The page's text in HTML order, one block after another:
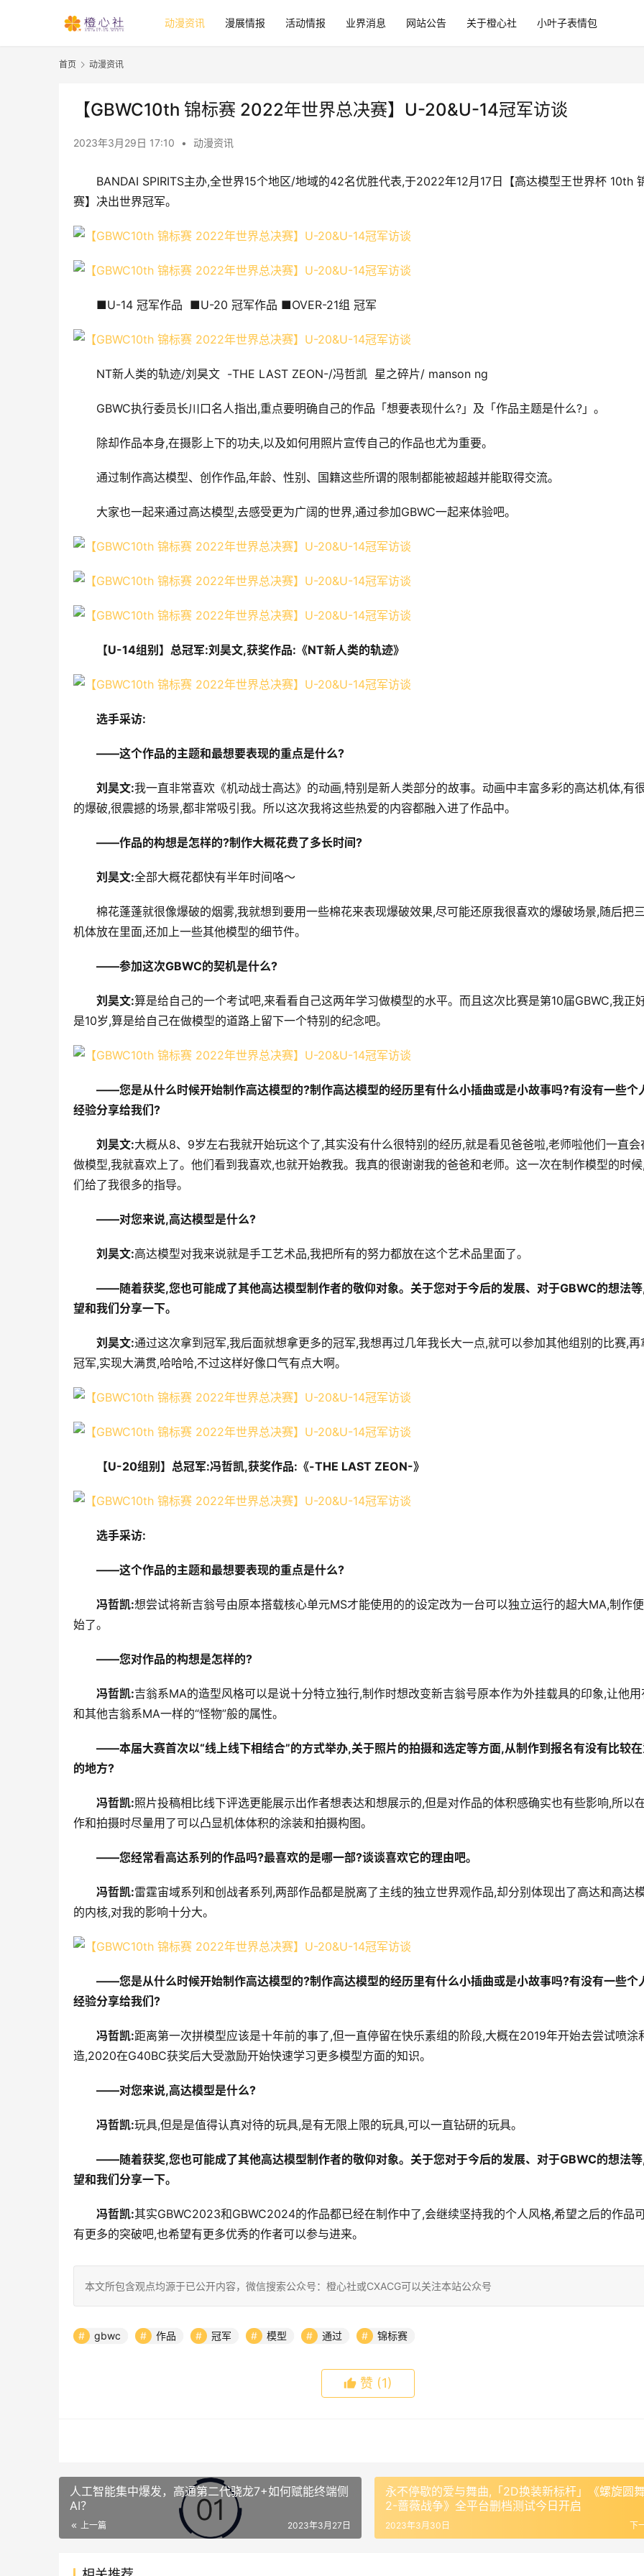
动漫资讯 漫展情报 活动情报 业界消息 网站公告 关于橙心社 小叶子表情包
首页 动漫资讯
【GBWC10th 锦标赛 2022年世界总决赛】U-20&U-14冠军访谈
2023年3月29日 17:10 • 动漫资讯
BANDAI SPIRITS主办,全世界15个地区/地域的42名优胜代表,于2022年12月17日【高达模型王世界杯 10th
赛】决出世界冠军。
■U-14 冠军作品  ■U-20 冠军作品 ■OVER-21组 冠军
NT新人类的轨迹/刘昊文  -THE LAST ZEON-/冯哲凯  星之碎片/ manson ng
GBWC执行委员长川口名人指出,重点要明确自己的作品「想要表现什么?」及「作品主题是什么?」。
除却作品本身,在摄影上下的功夫,以及如何用照片宣传自己的作品也尤为重要。
通过制作高达模型、创作作品,年龄、性别、国籍这些所谓的限制都能被超越并能取得交流。
大家也一起来通过高达模型,去感受更为广阔的世界,通过参加GBWC一起来体验吧。
【U-14组别】总冠军:刘昊文,获奖作品:《NT新人类的轨迹》
选手采访:
――这个作品的主题和最想要表现的重点是什么?
刘昊文:我一直非常喜欢《机动战士高达》的动画,特别是新人类部分的故事。动画中丰富多彩的高达机体,有
的爆破,很震撼的场景,都非常吸引我。所以这次我将这些热爱的内容都融入进了作品中。
――作品的构想是怎样的?制作大概花费了多长时间?
刘昊文:全部大概花都快有半年时间咯～
棉花蓬蓬就很像爆破的烟雾,我就想到要用一些棉花来表现爆破效果,尽可能还原我很喜欢的爆破场景,随后把
机体放在里面,还加上一些其他模型的细节件。
――参加这次GBWC的契机是什么?
刘昊文:算是给自己的一个考试吧,来看看自己这两年学习做模型的水平。而且这次比赛是第10届GBWC,我正
是10岁,算是给自己在做模型的道路上留下一个特别的纪念吧。
――您是从什么时候开始制作高达模型的?制作高达模型的经历里有什么小插曲或是小故事吗?有没有一些个
经验分享给我们?
刘昊文:大概从8、9岁左右我就开始玩这个了,其实没有什么很特别的经历,就是看见爸爸啦,老师啦他们一直会
做模型,我就喜欢上了。他们看到我喜欢,也就开始教我。我真的很谢谢我的爸爸和老师。这一次在制作模型的时
们给了我很多的指导。
――对您来说,高达模型是什么?
刘昊文:高达模型对我来说就是手工艺术品,我把所有的努力都放在这个艺术品里面了。
――随着获奖,您也可能成了其他高达模型制作者的敬仰对象。关于您对于今后的发展、对于GBWC的想法
望和我们分享一下。
刘昊文:通过这次拿到冠军,我后面就想拿更多的冠军,我想再过几年我长大一点,就可以参加其他组别的比赛,再
冠军,实现大满贯,哈哈哈,不过这样好像口气有点大啊。
【U-20组别】总冠军:冯哲凯,获奖作品:《-THE LAST ZEON-》
选手采访:
――这个作品的主题和最想要表现的重点是什么?
冯哲凯:想尝试将新吉翁号由原本搭载核心单元MS才能使用的的设定改为一台可以独立运行的超大MA,制作
始了。
――您对作品的构想是怎样的?
冯哲凯:吉翁系MA的造型风格可以是说十分特立独行,制作时想改变新吉翁号原本作为外挂载具的印象,让他用
和其他吉翁系MA一样的“怪物”般的属性。
――本届大赛首次以“线上线下相结合”的方式举办,关于照片的拍摄和选定等方面,从制作到报名有没有比较
的地方?
冯哲凯:照片投稿相比线下评选更能展示出作者想表达和想展示的,但是对作品的体积感确实也有些影响,所以
作和拍摄时尽量用了可以凸显机体体积的涂装和拍摄构图。
――您经常看高达系列的作品吗?最喜欢的是哪一部?谈谈喜欢它的理由吧。
冯哲凯:雷霆宙域系列和创战者系列,两部作品都是脱离了主线的独立世界观作品,却分别体现出了高达和高达
的内核,对我的影响十分大。
――您是从什么时候开始制作高达模型的?制作高达模型的经历里有什么小插曲或是小故事吗?有没有一些个
经验分享给我们?
冯哲凯:距离第一次拼模型应该是十年前的事了,但一直停留在快乐素组的阶段,大概在2019年开始去尝试喷涂
造,2020在G40BC获奖后大受激励开始快速学习更多模型方面的知识。
――对您来说,高达模型是什么?
冯哲凯:玩具,但是是值得认真对待的玩具,是有无限上限的玩具,可以一直钻研的玩具。
――随着获奖,您也可能成了其他高达模型制作者的敬仰对象。关于您对于今后的发展、对于GBWC的想法
望和我们分享一下。
冯哲凯:其实GBWC2023和GBWC2024的作品都已经在制作中了,会继续坚持我的个人风格,希望之后的作品
有更多的突破吧,也希望有更多优秀的作者可以参与进来。
本文所包含观点均源于已公开内容，微信搜索公众号：橙心社或CXACG可以关注本站公众号
gbwc 作品 冠军 模型 通过 锦标赛
赞 (1)
人工智能集中爆发，高通第二代骁龙7+如何赋能终端侧
AI？
上一篇 2023年3月27日
永不停歇的爱与舞曲,「2D换装新标杆」《螺旋圆
2-蔷薇战争》全平台删档测试今日开启
下
2023年3月30日